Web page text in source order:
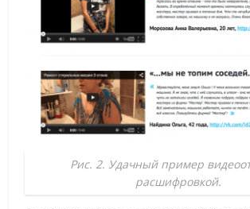
Рис. 2. Удачный пример
расшифровкой.